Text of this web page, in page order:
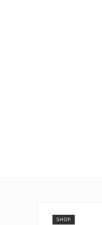
SHOP